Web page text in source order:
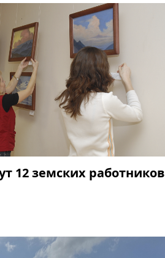
12 земских работников